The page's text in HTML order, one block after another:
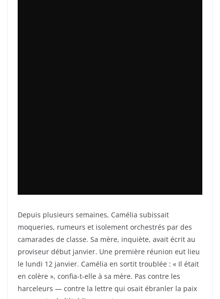
Depuis plusieurs semaines, Camélia subissait
moqueries, rumeurs et isolement orchestrés par des
camarades de classe. Sa mère, inquiète, avait écrit au
proviseur début janvier. Une première réunion eut lieu
le lundi 12 janvier. Camélia en sortit troublée : « Il était
en colère », confia-t-elle à sa mère. Pas contre les
harceleurs — contre la lettre qui osait ébranler la paix